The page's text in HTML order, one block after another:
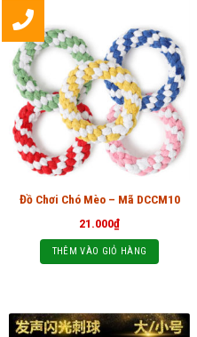
Đồ Chơi Chó Mèo – Mã DCCM10
21.000₫
THÊM VÀO GIỎ HÀNG